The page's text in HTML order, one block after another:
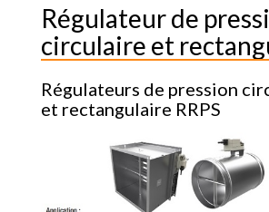
Régulateur de
circulaire et
Régulateurs de pression
et rectangulaire RRPS